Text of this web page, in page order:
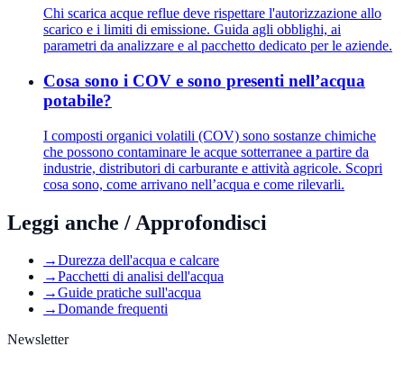
Chi scarica acque reflue deve rispettare l'autorizzazione allo
scarico e i limiti di emissione. Guida agli obblighi, ai
parametri da analizzare e al pacchetto dedicato per le aziende.
Cosa sono i COV e sono presenti nell’acqua
potabile?
I composti organici volatili (COV) sono sostanze chimiche
che possono contaminare le acque sotterranee a partire da
industrie, distributori di carburante e attività agricole. Scopri
cosa sono, come arrivano nell’acqua e come rilevarli.
Leggi anche / Approfondisci
→Durezza dell'acqua e calcare
→Pacchetti di analisi dell'acqua
→Guide pratiche sull'acqua
→Domande frequenti
Newsletter